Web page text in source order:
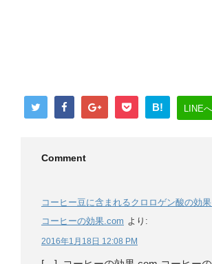
B! LINE
Comment
コーヒー豆に含まれるクロロゲン酸の効
コーヒーの効果.com より:
2016年1月18日 12:08 PM